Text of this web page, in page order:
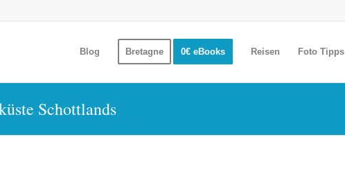
Blog Bretagne 0€ eBooks Reisen Foto Tipps
Schottlands